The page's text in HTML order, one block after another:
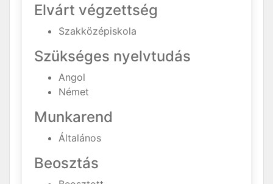
Elvárt végzettség
Szakközépiskola
Szükséges nyelvtudás
Angol
Német
Munkarend
Általános
Beosztás